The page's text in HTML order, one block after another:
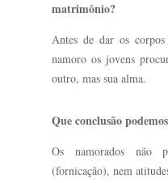
matrimônio?
Antes de dar os
namoro os jovens
outro, mas sua alma.
Que conclusão
Os namorados não
(fornicação), nem